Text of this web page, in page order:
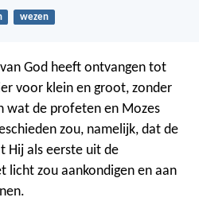
wezen
God heeft ontvangen tot
voor klein en groot, zonder
wat de profeten en Mozes
zou, namelijk, dat de
Hij als eerste uit de
licht zou aankondigen en aan